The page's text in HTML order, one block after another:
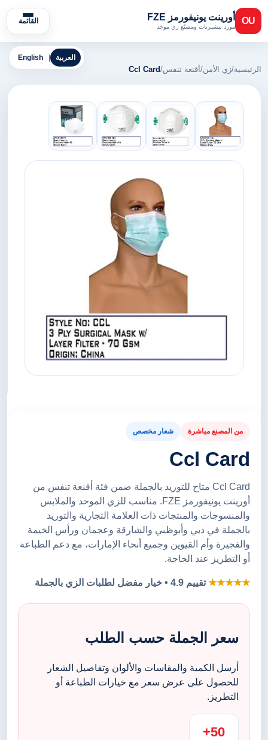
OU أورينت يونيفورمز FZE
مورد تيشيرتات ومصنّع زي موحد
القائمة
English العربية
الرئيسية/زي الأمن/أقنعة تنفس/
Ccl Card
من المصنع مباشرة شعار مخصص
Ccl Card
Ccl Card متاح للتوريد بالجملة ضمن فئة أقنعة تنفس من
أورينت يونيفورمز FZE. مناسب للزي الموحد والملابس
والمنسوجات والمنتجات ذات العلامة التجارية والتوريد
بالجملة في دبي وأبوظبي والشارقة وعجمان ورأس الخيمة
والفجيرة وأم القيوين وجميع أنحاء الإمارات، مع دعم الطباعة
أو التطريز عند الحاجة.
★★★★★تقييم 4.9 • خيار مفضل لطلبات الزي بالجملة
سعر الجملة حسب الطلب
أرسل الكمية والمقاسات والألوان وتفاصيل الشعار
للحصول على عرض سعر مع خيارات الطباعة أو
التطريز.
50+